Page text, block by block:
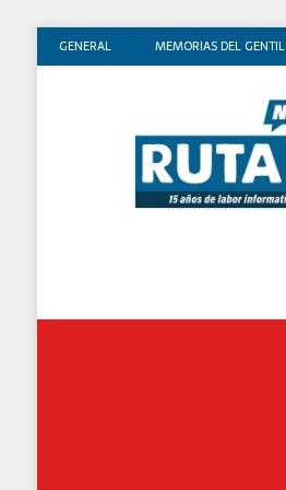
GENERAL MEMORIAS DEL GENTIL